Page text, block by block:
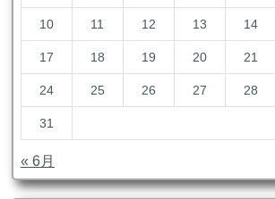
10 11 12 13 14
17 18 19 20 21
24 25 26 27 28
31
« 6月